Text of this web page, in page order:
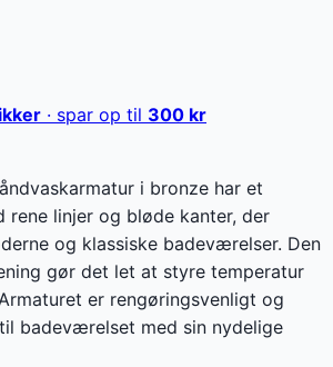
· spar op til 300 kr
i bronze har et
rene linjer og bløde kanter, der
og klassiske badeværelser. Den
gør det let at styre temperatur
er rengøringsvenligt og
badeværelset med sin nydelige